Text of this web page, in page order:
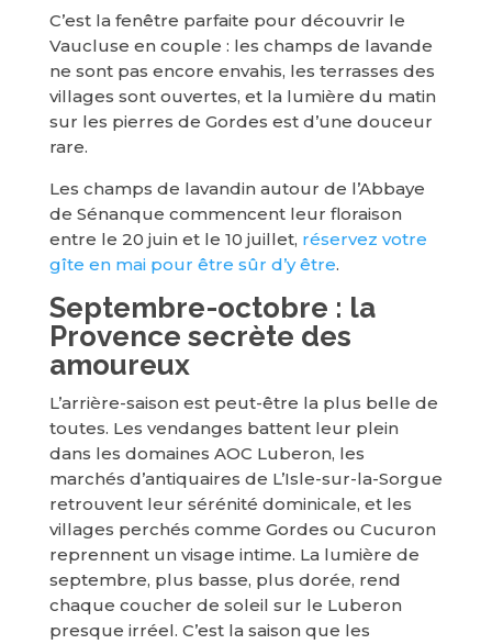
C’est la fenêtre parfaite pour découvrir le
Vaucluse en couple : les champs de lavande
ne sont pas encore envahis, les terrasses des
villages sont ouvertes, et la lumière du matin
sur les pierres de Gordes est d’une douceur
rare.
Les champs de lavandin autour de l’Abbaye
de Sénanque commencent leur floraison
entre le 20 juin et le 10 juillet, réservez votre
gîte en mai pour être sûr d’y être.
Septembre-octobre : la
Provence secrète des
amoureux
L’arrière-saison est peut-être la plus belle de
toutes. Les vendanges battent leur plein
dans les domaines AOC Luberon, les
marchés d’antiquaires de L’Isle-sur-la-Sorgue
retrouvent leur sérénité dominicale, et les
villages perchés comme Gordes ou Cucuron
reprennent un visage intime. La lumière de
septembre, plus basse, plus dorée, rend
chaque coucher de soleil sur le Luberon
presque irréel. C’est la saison que les